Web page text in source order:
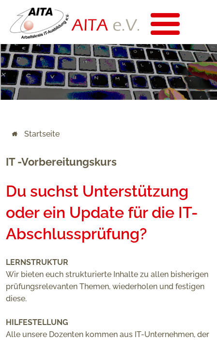
Startseite
IT -Vorbereitungskurs
Du suchst Unterstützung
oder ein Update für die IT-
Abschlussprüfung?
LERNSTRUKTUR
Wir bieten euch strukturierte Inhalte zu allen bisherigen
prüfungsrelevanten Themen, wiederholen und festigen
diese.
HILFESTELLUNG
Alle unsere Dozenten kommen aus IT-Unternehmen, der